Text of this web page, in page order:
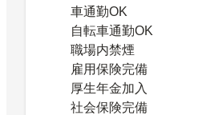
車通勤OK
自転車通勤OK
職場内禁煙
雇用保険完備
厚生年金加入
社会保険完備